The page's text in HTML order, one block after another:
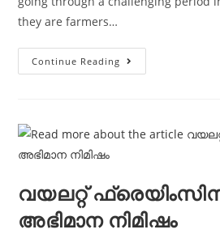
they are farmers…
Continue Reading
വയലറ്റ്
അഭിമാന നിമിഷം